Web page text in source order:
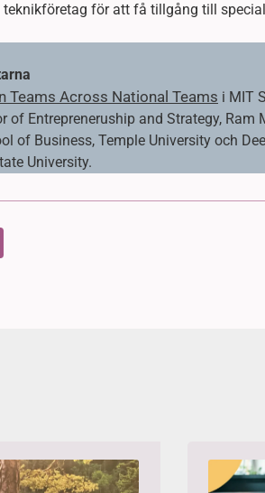
för att få tillgång till
Teams Across National Teams i MIT
of Entrepreneruship and Strategy,
of Business, Temple University och
University.